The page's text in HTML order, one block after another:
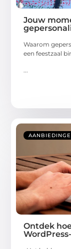
Jouw
Waarom
een feestzaal
Ontdek